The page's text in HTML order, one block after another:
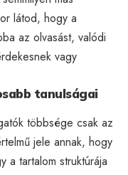
látod, hogy a
az olvasást, valódi
vagy
tanulságai
többsége csak az
jele annak, hogy
a tartalom struktúrája